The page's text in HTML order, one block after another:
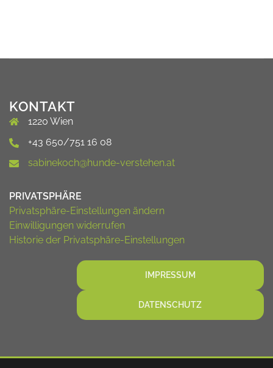
KONTAKT
1220 Wien
+43 650/751 16 08
sabinekoch@hunde-verstehen.at
PRIVATSPHÄRE
Privatsphäre-Einstellungen ändern
Einwilligungen widerrufen
Historie der Privatsphäre-Einstellungen
IMPRESSUM
DATENSCHUTZ